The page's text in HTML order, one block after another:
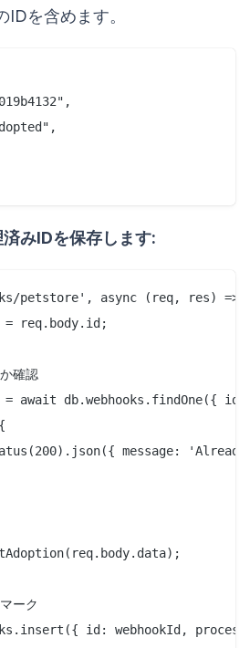
を含めます。
みIDを保存します:
petstore', async (req, res) =>
req.body.id;
確認
= await db.webhooks.findOne({
message:
ーク
id: webhookId,